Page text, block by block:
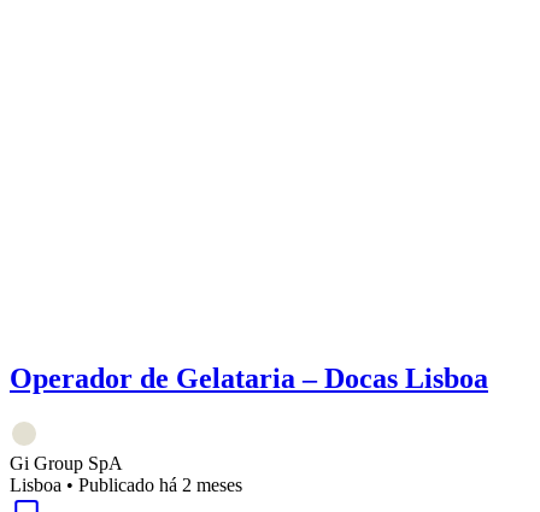
Operador de Gelataria – Docas Lisboa
Gi Group SpA
Lisboa • Publicado há 2 meses